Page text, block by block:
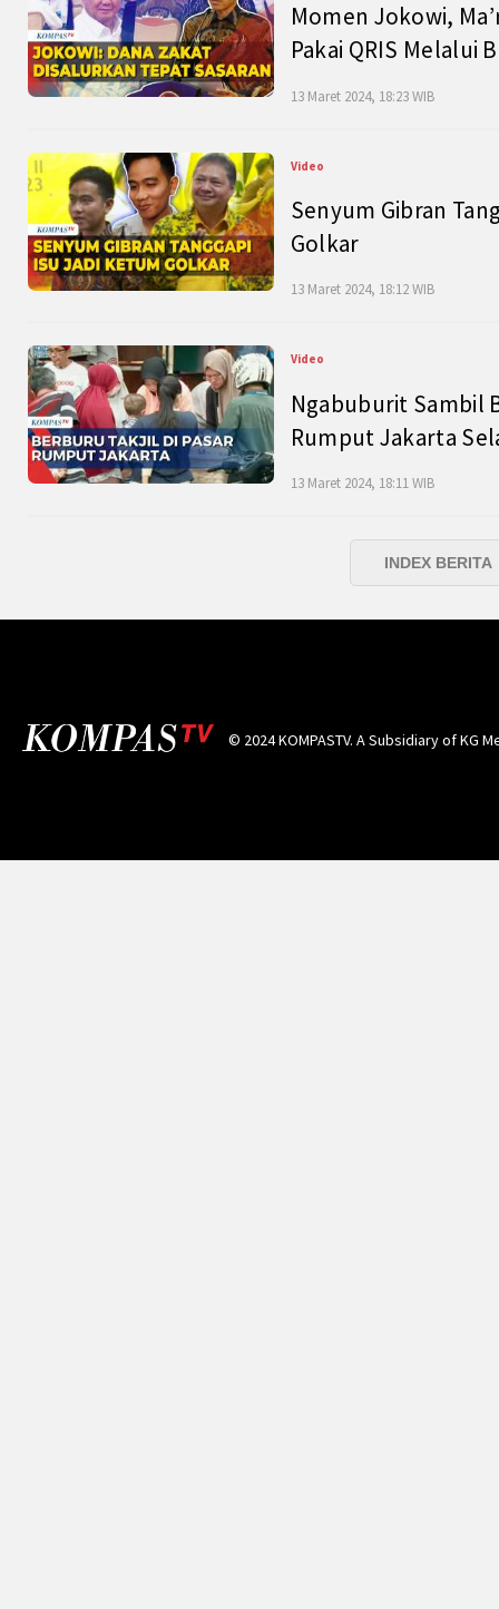
Momen Jokowi,
Pakai QRIS Melalui
13 Maret 2024, 18:23 WIB
Video
Senyum Gibran
Golkar
13 Maret 2024, 18:12 WIB
Video
Ngabuburit Sambil
Rumput Jakarta
13 Maret 2024, 18:11 WIB
INDEX BERITA
© 2024 KOMPASTV. A Subsidiary ofKG